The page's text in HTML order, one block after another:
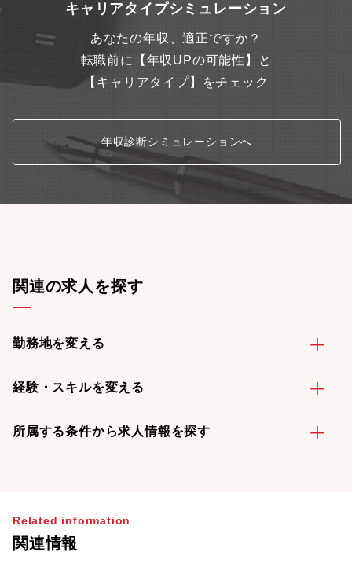
キャリアタイプシミュレーション
あなたの年収、適正ですか？
転職前に【年収UPの可能性】と
【キャリアタイプ】をチェック
年収診断シミュレーションへ
関連の求人を探す
勤務地を変える
経験・スキルを変える
所属する条件から求人情報を探す
Related information
関連情報